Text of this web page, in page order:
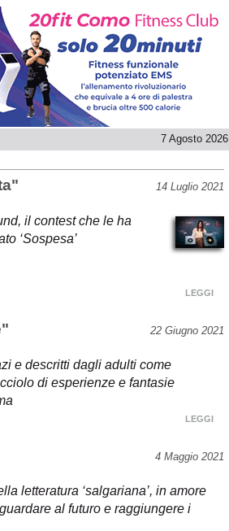
7 Agosto 2026
14 Luglio 2021
il contest che le ha
‘Sospesa’
LEGGI
22 Giugno 2021
e descritti dagli adulti come
di esperienze e fantasie
LEGGI
4 Maggio 2021
letteratura ‘salgariana’, in amore
al futuro e raggiungere i